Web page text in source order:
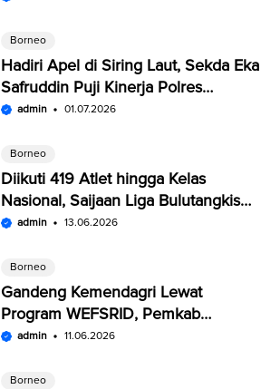
Borneo
Hadiri Apel di Siring Laut, Sekda Eka
Safruddin Puji Kinerja Polres
Kotabaru
admin 01.07.2026
Borneo
Diikuti 419 Atlet hingga Kelas
Nasional, Saijaan Liga Bulutangkis
Memperebutkan Rp109,5 Juta
admin 13.06.2026
Borneo
Gandeng Kemendagri Lewat
Program WEFSRID, Pemkab
Kotabaru Targetkan Petani Panen 3
admin 11.06.2026
Borneo